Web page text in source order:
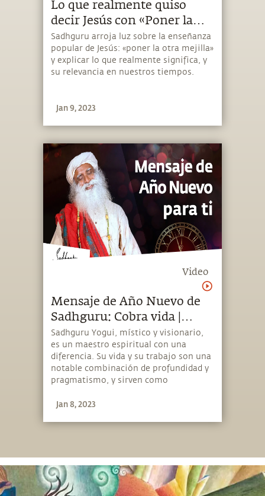
Lo que realmente quiso
decir Jesús con «Poner la
otra mejilla» | Sadhguru
Español
Sadhguru arroja luz sobre la enseñanza
popular de Jesús: «poner la otra mejilla»
y explicar lo que realmente significa, y
su relevancia en nuestros tiempos.
Jan 9, 2023
Video
Mensaje de Año Nuevo de
Sadhguru: Cobra vida |
Sadhguru Español
Sadhguru Yogui, místico y visionario,
es un maestro espiritual con una
diferencia. Su vida y su trabajo son una
notable combinación de profundidad y
pragmatismo, y sirven como
ciencia contemporánea de vital
Jan 8, 2023